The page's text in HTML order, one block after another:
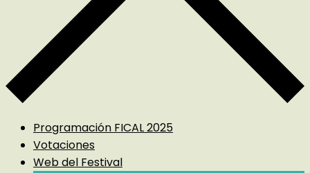
Programación FICAL 2025
Votaciones
Web del Festival